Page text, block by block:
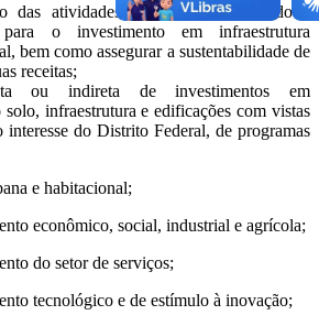
das atividades imobiliárias, de modo a
o investimento em infraestrutura
bem como assegurar a sustentabilidade de
receitas;
ou indireta de investimentos em
solo, infraestrutura e edificações com vistas
interesse do Distrito Federal, de programas
e habitacional;
econômico, social, industrial e agrícola;
do setor de serviços;
tecnológico e de estímulo à inovação;